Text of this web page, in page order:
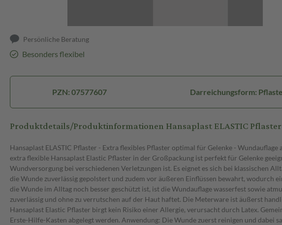
Persönliche Beratung
Besonders flexibel
PZN: 07577607 Darreichungsform:
Produktdetails/Produktinformationen Hansaplast ELASTIC
Hansaplast ELASTIC Pflaster - Extra flexibles Pflaster optimal für Gelenke -
extra flexible Hansaplast Elastic Pflaster in der Großpackung ist perfekt für Gelenke
Wundversorgung bei verschiedenen Verletzungen ist. Es eignet es sich bei klassischen
die Wunde zuverlässig gepolstert und zudem vor äußeren Einflüssen bewahrt, wodurch
die Wunde im Alltag noch besser geschützt ist, ist die Wundauflage wasserfest sowie
zuverlässig und ohne zu verrutschen auf der Haut haftet. Die Meterware ist äußerst
Hansaplast Elastic Pflaster birgt kein Risiko einer Allergie, verursacht durch Latex.
Erste-Hilfe-Kasten abgelegt werden. Anwendung: Die Wunde zuerst reinigen und